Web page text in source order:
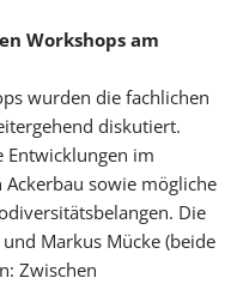
Workshops am
wurden die fachlichen
diskutiert.
Entwicklungen im
sowie mögliche
Die
Markus Mücke (beide
Zwischen